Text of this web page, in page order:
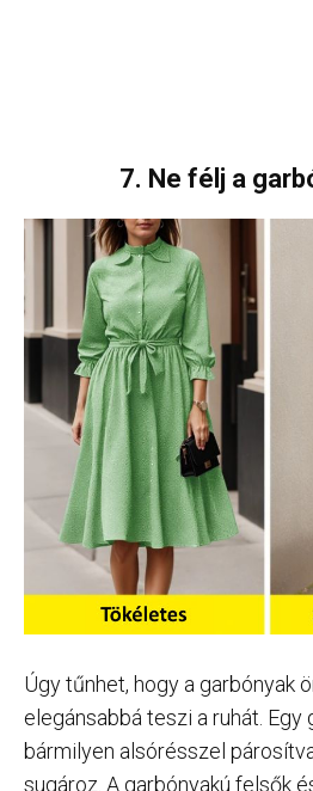
7. Ne félj a
Úgy tűnhet, hogy a garbónyak
elegánsabbá teszi a ruhát. Egy
bármilyen alsórésszel
sugároz. A garbónyakú felsők